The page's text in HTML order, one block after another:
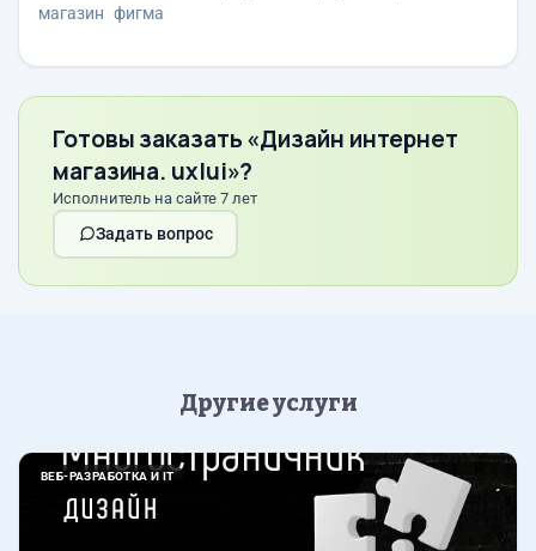
магазин фигма
Готовы заказать «Дизайн интернет
магазина. ux|ui»?
Исполнитель на сайте 7 лет
Задать вопрос
Другие услуги
ВЕБ-РАЗРАБОТКА И IT